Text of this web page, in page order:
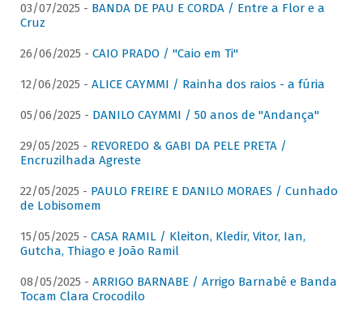
03/07/2025 - BANDA DE PAU E CORDA / Entre a Flor e a
Cruz
26/06/2025 - CAIO PRADO / "Caio em Ti"
12/06/2025 - ALICE CAYMMI / Rainha dos raios - a fúria
05/06/2025 - DANILO CAYMMI / 50 anos de "Andança"
29/05/2025 - REVOREDO & GABI DA PELE PRETA /
Encruzilhada Agreste
22/05/2025 - PAULO FREIRE E DANILO MORAES / Cunhado
de Lobisomem
15/05/2025 - CASA RAMIL / Kleiton, Kledir, Vitor, Ian,
Gutcha, Thiago e João Ramil
08/05/2025 - ARRIGO BARNABE / Arrigo Barnabé e Banda
Tocam Clara Crocodilo